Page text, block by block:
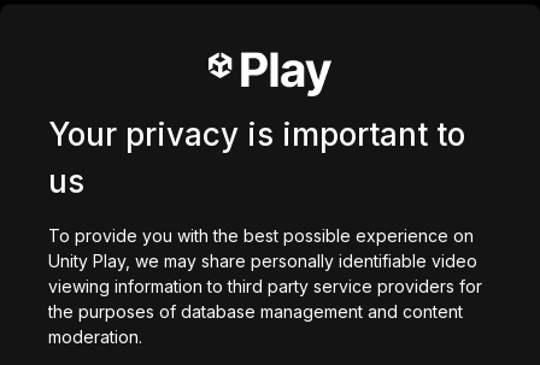
私たちはいつでも助ける準備ができており、あなたの意
見を聞くことを楽しみにしています。Discord でクリエ
ーターコミュニティに参加してください（役割を選択
playunity-support@unity3d.comを通じて私たちに連
絡することもできます。
Unity Playコミュニティの一員としてあなたに感謝しま
Your privacy is important to
us
To provide you with the best possible experience on
Unity Play, we may share personally identifiable video
viewing information to third party service providers for
the purposes of database management and content
moderation.